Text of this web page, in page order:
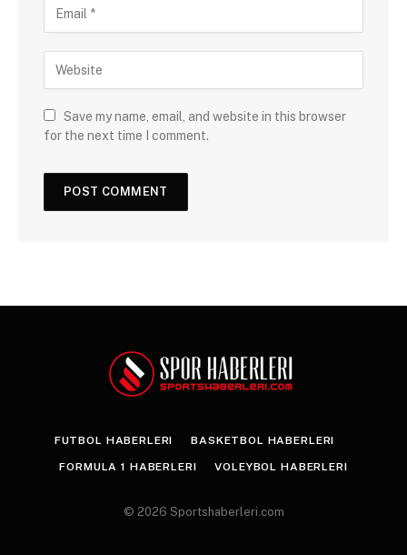
Save my name, email, and website in this browser
for the next time I comment.
FUTBOL HABERLERI BASKETBOL HABERLERI
FORMULA 1 HABERLERI VOLEYBOL HABERLERI
© 2026 Sportshaberleri.com